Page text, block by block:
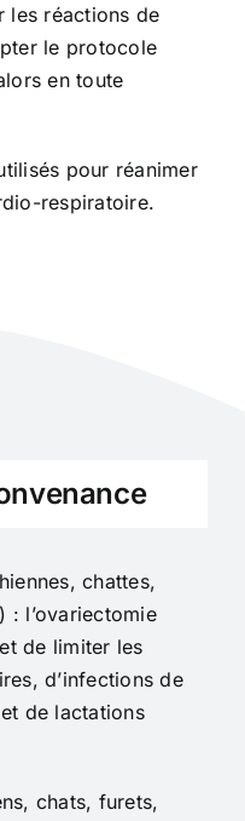
les réactions de
le protocole
en toute
pour réanimer
respiratoire.
chattes,
l’ovariectomie
de limiter les
d’infections de
de lactations
chats, furets,